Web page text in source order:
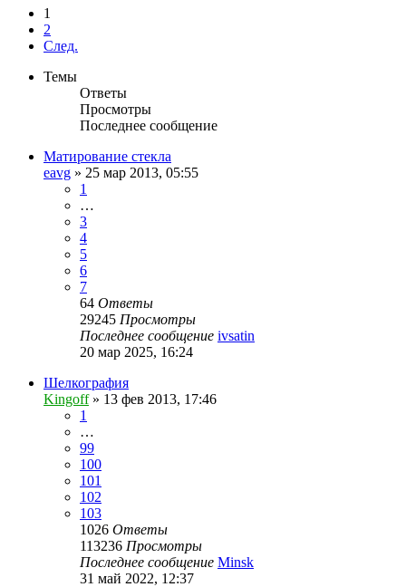
1
2
След.
Темы
Ответы
Просмотры
Последнее сообщение
Матирование стекла
eavg » 25 мар 2013, 05:55
1
…
3
4
5
6
7
64 Ответы
29245 Просмотры
Последнее сообщение ivsatin
20 мар 2025, 16:24
Шелкография
Kingoff» 13 фев 2013, 17:46
1
…
99
100
101
102
103
1026 Ответы
113236 Просмотры
Последнее сообщение Minsk
31 май 2022, 12:37